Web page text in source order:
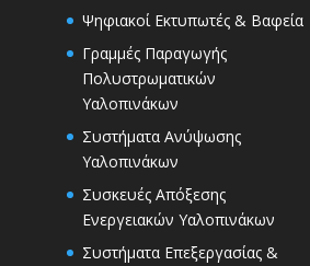
Ψηφιακοί Εκτυπωτές & Βαφεία
Γραμμές Παραγωγής
Πολυστρωματικών
Υαλοπινάκων
Συστήματα Ανύψωσης
Υαλοπινάκων
Συσκευές Απόξεσης
Ενεργειακών Υαλοπινάκων
Συστήματα Επεξεργασίας &